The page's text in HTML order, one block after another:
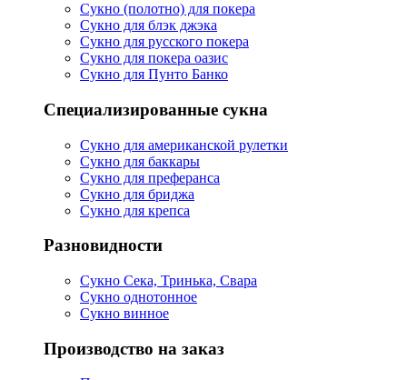
Сукно (полотно) для покера
Сукно для блэк джэка
Сукно для русского покера
Сукно для покера оазис
Сукно для Пунто Банко
Специализированные сукна
Сукно для американской рулетки
Сукно для баккары
Сукно для преферанса
Сукно для бриджа
Сукно для крепса
Разновидности
Сукно Сека, Тринька, Свара
Сукно однотонное
Сукно винное
Производство на заказ